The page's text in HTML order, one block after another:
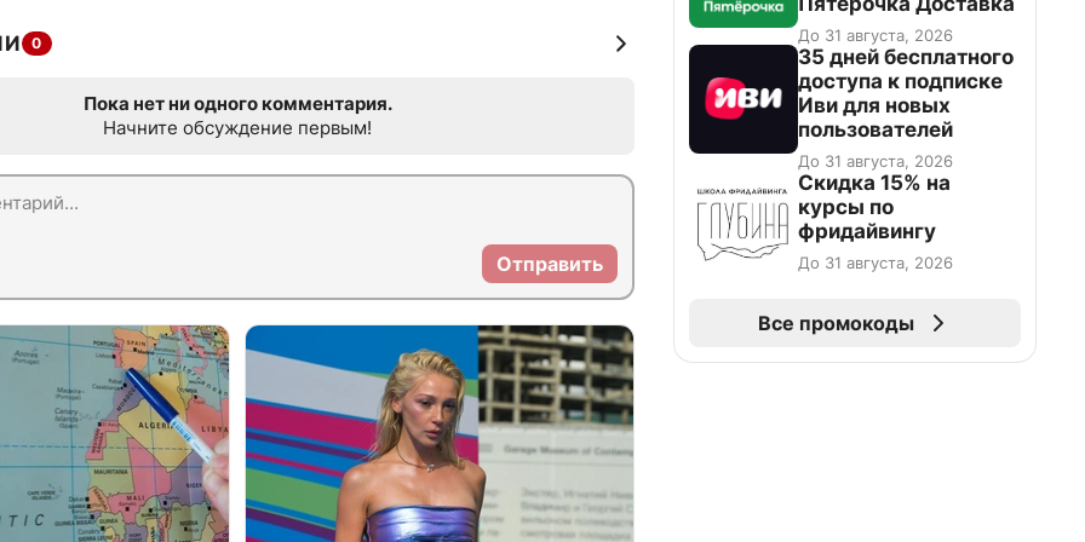
0
Пока нет ни одного комментария.
Начните обсуждение первым!
Отправить
До 31 августа, 2026
35 дней бесплатного
доступа к подписке
Иви для новых
пользователей
До 31 августа, 2026
Скидка 15% на
курсы по
фридайвингу
До 31 августа, 2026
Все промокоды